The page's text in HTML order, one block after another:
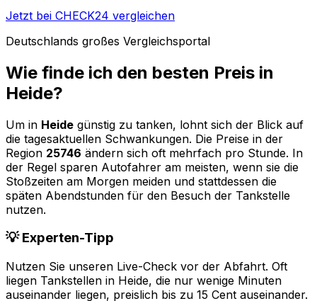
Jetzt bei CHECK24 vergleichen
Deutschlands großes Vergleichsportal
Wie finde ich den besten Preis in
Heide?
Um in Heide günstig zu tanken, lohnt sich der Blick auf
die tagesaktuellen Schwankungen. Die Preise in der
Region 25746 ändern sich oft mehrfach pro Stunde. In
der Regel sparen Autofahrer am meisten, wenn sie die
Stoßzeiten am Morgen meiden und stattdessen die
späten Abendstunden für den Besuch der Tankstelle
nutzen.
💡 Experten-Tipp
Nutzen Sie unseren Live-Check vor der Abfahrt. Oft
liegen Tankstellen in Heide, die nur wenige Minuten
auseinander liegen, preislich bis zu 15 Cent auseinander.